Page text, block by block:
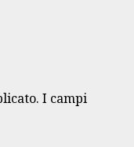
I campi